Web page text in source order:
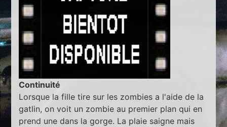
Continuité
Lorsque la fille tire sur les zombies a l'aide de la
gatlin, on voit un zombie au premier plan qui en
prend une dans la gorge. La plaie saigne mais